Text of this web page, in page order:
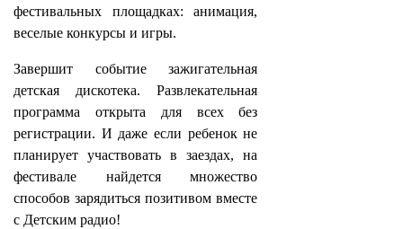
фестивальных площадках: анимация,
веселые конкурсы и игры.
Завершит событие зажигательная
детская дискотека. Развлекательная
программа открыта для всех без
регистрации. И даже если ребенок не
планирует участвовать в заездах, на
фестивале найдется множество
способов зарядиться позитивом вместе
с Детским радио!